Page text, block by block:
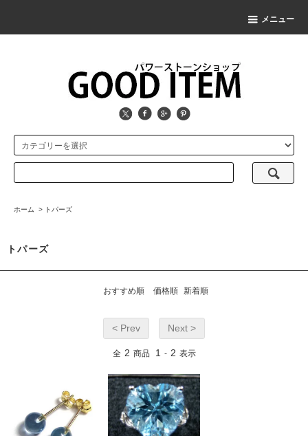
メニュー
ホーム > トパーズ
トパーズ
おすすめ順 価格順 新着順
< Prev Next >
全 2 商品 1 - 2 表示